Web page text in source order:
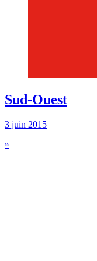
Sud-Ouest
3 juin 2015
»